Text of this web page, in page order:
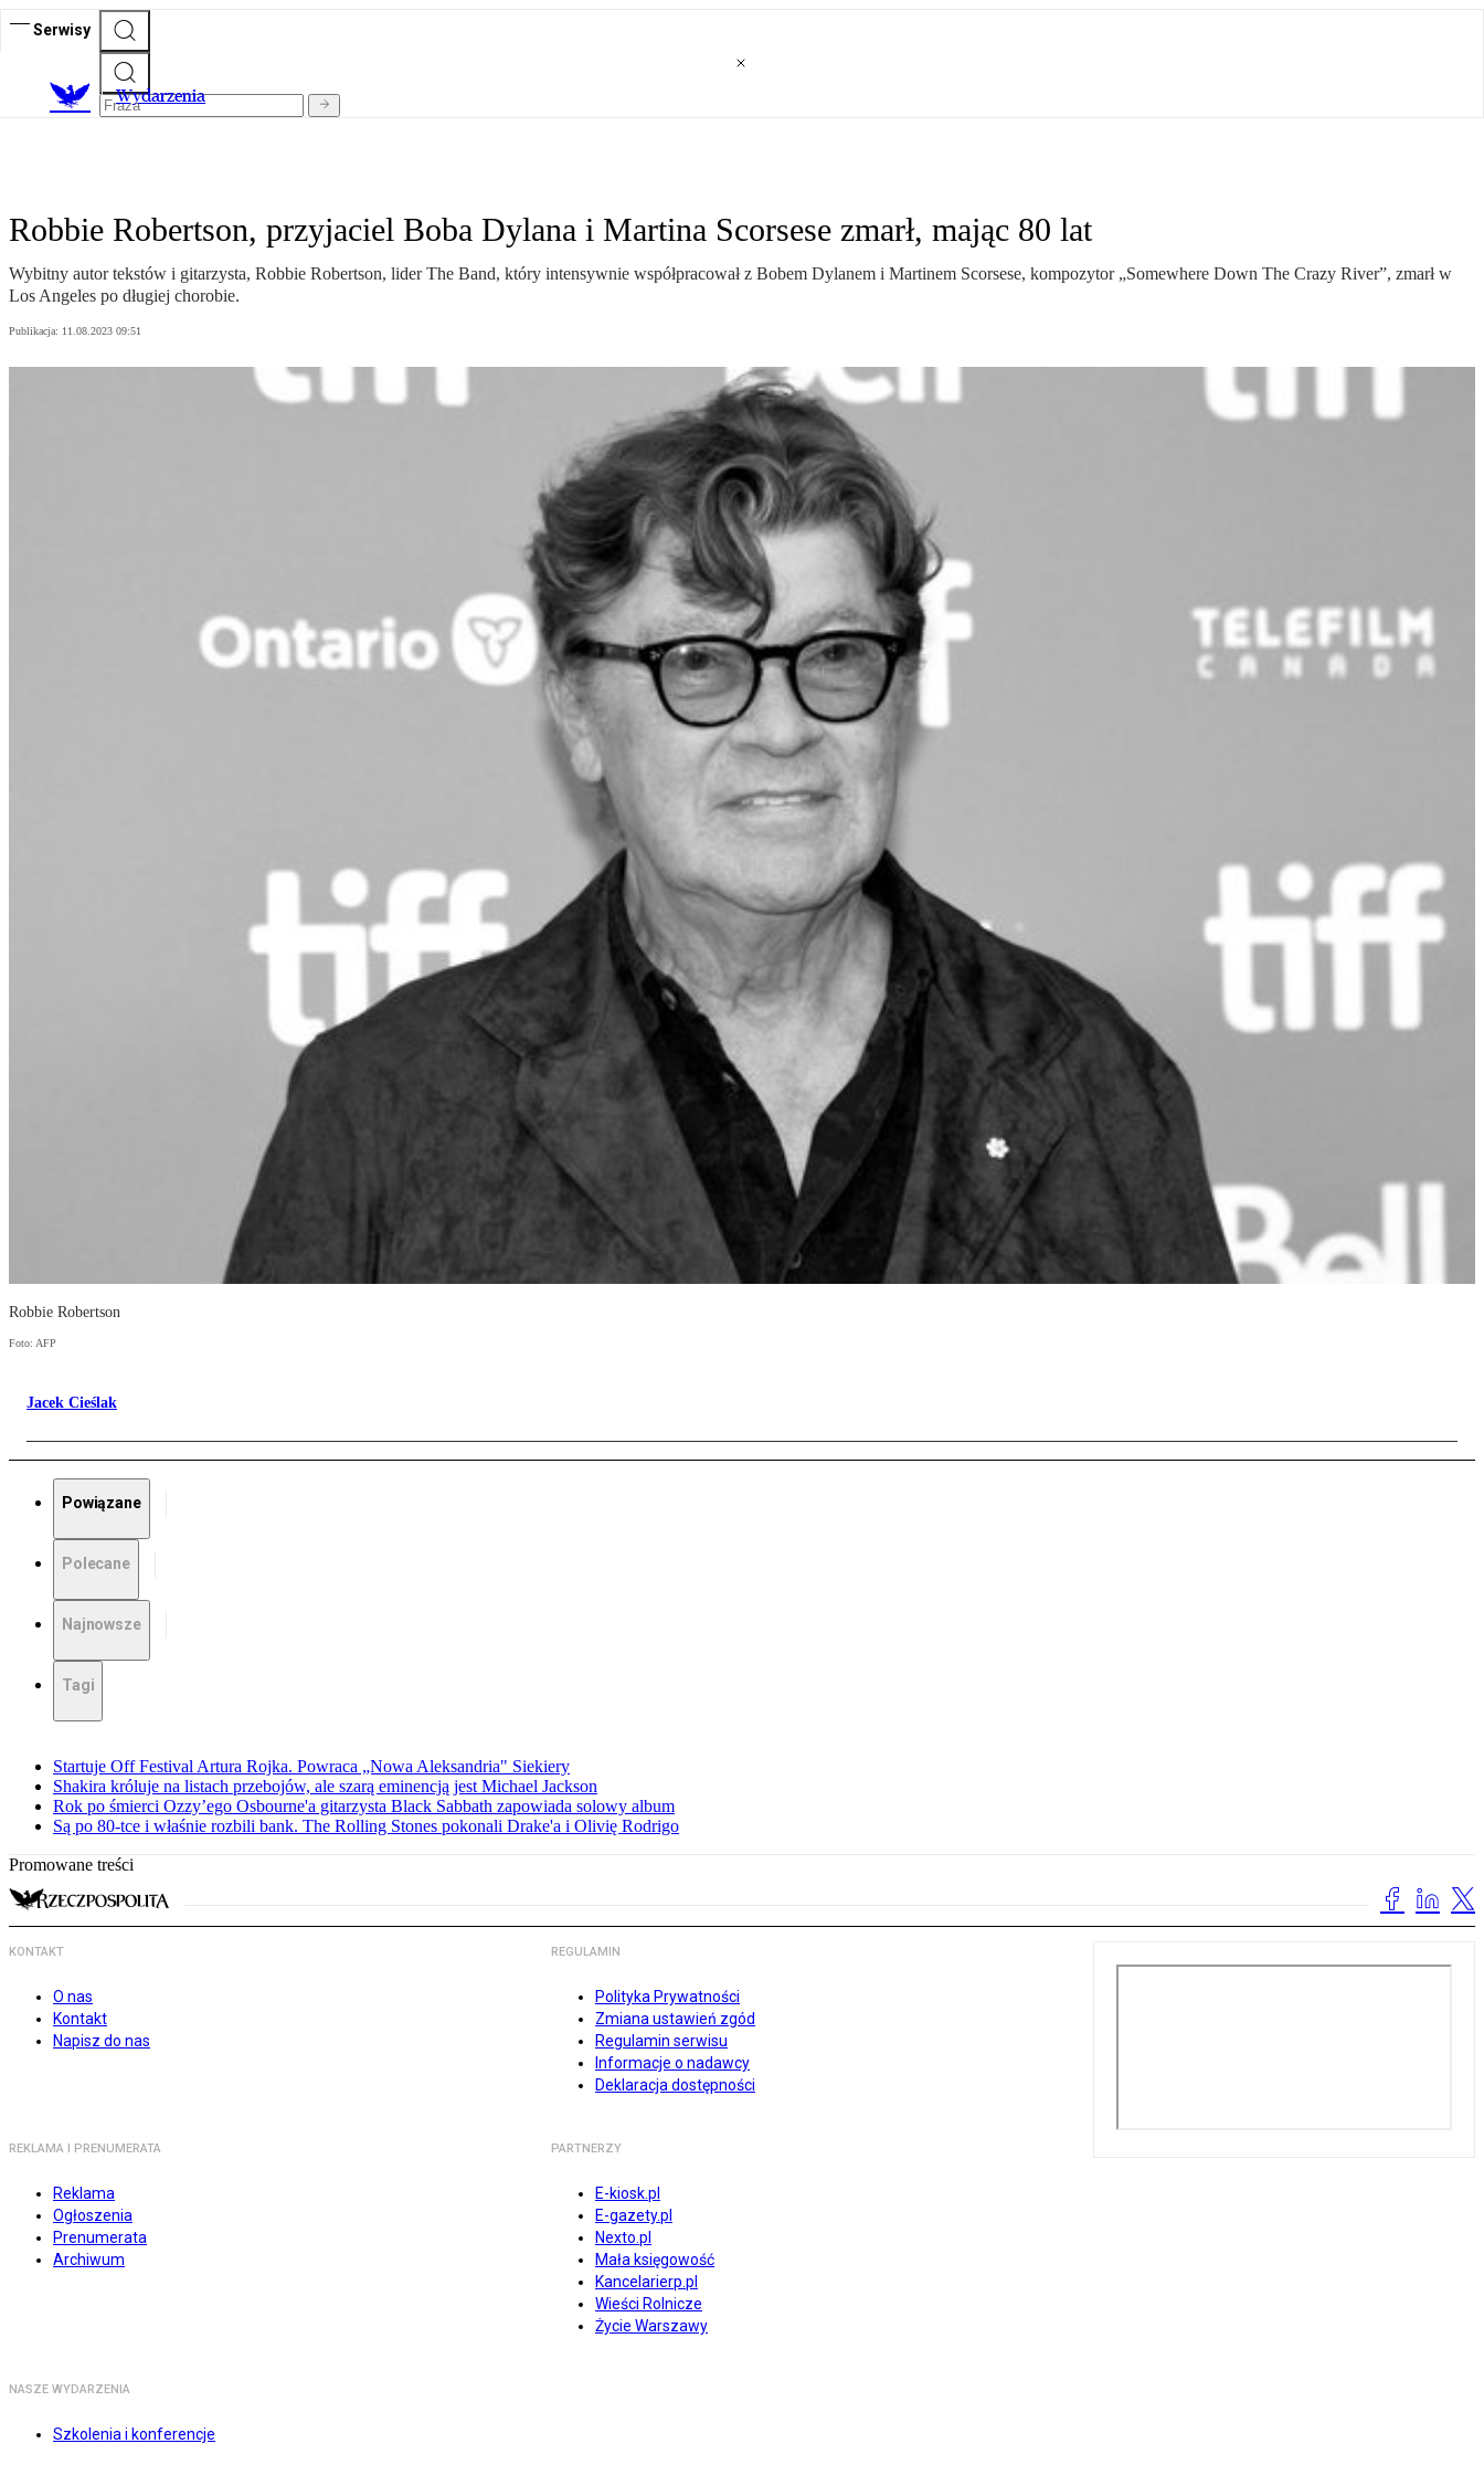
Serwisy
Wydarzenia
Robbie Robertson, przyjaciel Boba Dylana i Martina Scorsese zmarł, mając 80 lat
Wybitny autor tekstów i gitarzysta, Robbie Robertson, lider The Band, który intensywnie współpracował z Bobem Dylanem i Martinem Scorsese, kompozytor „Somewhere Down The Crazy River”, zmarł w
Los Angeles po długiej chorobie.
Publikacja: 11.08.2023 09:51
Robbie Robertson
Foto: AFP
Jacek Cieślak
Powiązane
Polecane
Najnowsze
Tagi
Startuje Off Festival Artura Rojka. Powraca „Nowa Aleksandria" Siekiery
Shakira króluje na listach przebojów, ale szarą eminencją jest Michael Jackson
Rok po śmierci Ozzy’ego Osbourne'a gitarzysta Black Sabbath zapowiada solowy album
Są po 80-tce i właśnie rozbili bank. The Rolling Stones pokonali Drake'a i Olivię Rodrigo
Promowane treści
KONTAKT
O nas
Kontakt
Napisz do nas
REGULAMIN
Polityka Prywatności
Zmiana ustawień zgód
Regulamin serwisu
Informacje o nadawcy
Deklaracja dostępności
REKLAMA I PRENUMERATA
Reklama
Ogłoszenia
Prenumerata
Archiwum
PARTNERZY
E-kiosk.pl
E-gazety.pl
Nexto.pl
Mała księgowość
Kancelarierp.pl
Wieści Rolnicze
Życie Warszawy
NASZE WYDARZENIA
Szkolenia i konferencje